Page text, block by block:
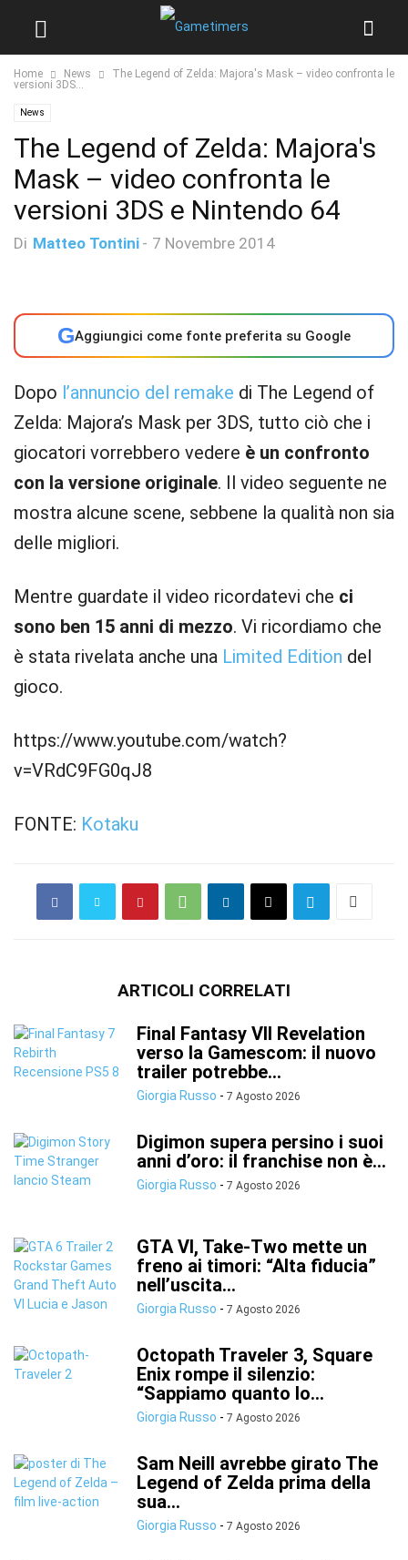
Home News
The Legend of Zelda: Majora's Mask – video confronta le
versioni 3DS...
News
The Legend of Zelda: Majora's
Mask – video confronta le
versioni 3DS e Nintendo 64
Di Matteo Tontini - 7 Novembre 2014
GAggiungici come fonte preferita su Google
Dopo l’annuncio del remake di The Legend of
Zelda: Majora’s Mask per 3DS, tutto ciò che i
giocatori vorrebbero vedere è un confronto
con la versione originale. Il video seguente ne
mostra alcune scene, sebbene la qualità non sia
delle migliori.
Mentre guardate il video ricordatevi che ci
sono ben 15 anni di mezzo. Vi ricordiamo che
è stata rivelata anche una Limited Edition del
gioco.
https://www.youtube.com/watch?
v=VRdC9FG0qJ8
FONTE: Kotaku
ARTICOLI CORRELATI
Final Fantasy VII Revelation
verso la Gamescom: il nuovo
trailer potrebbe...
Giorgia Russo - 7 Agosto 2026
Digimon supera persino i suoi
anni d’oro: il franchise non è...
Giorgia Russo - 7 Agosto 2026
GTA VI, Take-Two mette un
freno ai timori: “Alta fiducia”
nell’uscita...
Giorgia Russo - 7 Agosto 2026
Octopath Traveler 3, Square
Enix rompe il silenzio:
“Sappiamo quanto lo...
Giorgia Russo - 7 Agosto 2026
Sam Neill avrebbe girato The
Legend of Zelda prima della
sua...
Giorgia Russo - 7 Agosto 2026